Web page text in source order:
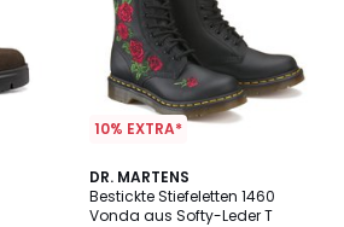
10% EXTRA*
DR. MARTENS
Bestickte Stiefeletten 1460
Vonda aus Softy-Leder T
4,7
/ 5